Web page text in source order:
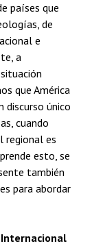
países que
de
e
a
que América
discurso único
cuando
regional es
esto, se
también
para abordar